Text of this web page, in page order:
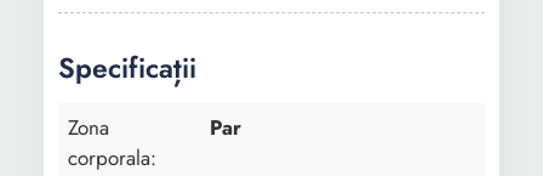
Specificații
Zona
corporala:
Par